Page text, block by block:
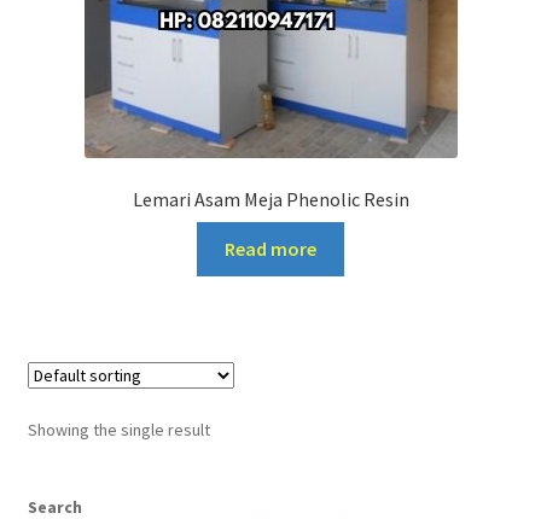
Lemari Asam Meja Phenolic Resin
Read more
Showing the single result
Search